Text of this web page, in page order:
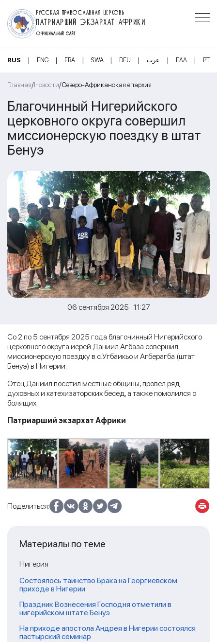
РУССКАЯ ПРАВОСЛАВНАЯ ЦЕРКОВЬ
ПАТРИАРШИЙ ЭКЗАРХАТ АФРИКИ
ОФИЦИАЛЬНЫЙ САЙТ
RUS | ENG | FRA | SWA | DEU | عرب | ΕΛΛ | PT
Главная/Новости/Северо-Африканская епархия
Благочинный Нигерийского
церковного округа совершил
миссионерскую поездку в штат
Бенуэ
06 сентября 2025 11:27
Со 2 по 5 сентября 2025 года благочинный Нигерийского
церковного округа иерей Даниил Агбаза совершил
миссионерскую поездку в с.Угбаикьо и Агберагба (штат
Бенуэ) в Нигерии.
Отец Даниил посетил местные общины, провел ряд
духовных и катехизаторских бесед, а также помолился о
болящих.
Патриарший экзархат Африки
Поделиться:
Материалы по теме
Нигерия
Состоялось таинство Брака на Георгиевском
приходе в Нигерии
Праздник Вознесения Господня отметили в
нигерийском штате Бенуэ
На приходе апостола Андрея в Нигерии состоялся
пастырский семинар